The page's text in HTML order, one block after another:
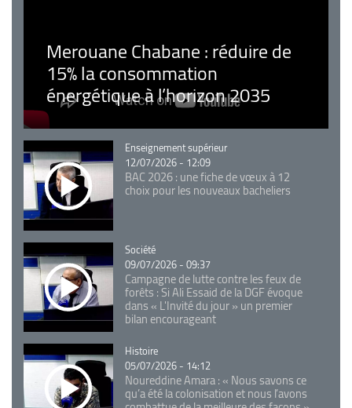
Merouane Chabane : réduire de
15% la consommation
énergétique à l’horizon 2035
Catégorie
Enseignement supérieur
12/07/2026 - 12:09
BAC 2026 : une fiche de vœux à 12
choix pour les nouveaux bacheliers
Catégorie
Société
09/07/2026 - 09:37
Campagne de lutte contre les feux de
forêts : Si Ali Essaid de la DGF évoque
dans « L'Invité du jour » un premier
bilan encourageant
Catégorie
Histoire
05/07/2026 - 14:12
Noureddine Amara : « Nous savons ce
qu’a été la colonisation et nous l’avons